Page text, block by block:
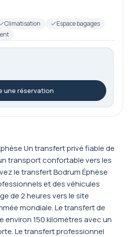
Climatisation
Espace bagages
une réservation
Un transfert privé fiable de
transport confortable vers les
le transfert Bodrum Éphèse
et des véhicules
de 2 heures vers le site
mondiale. Le transfert de
environ 150 kilomètres avec un
Le transfert professionnel